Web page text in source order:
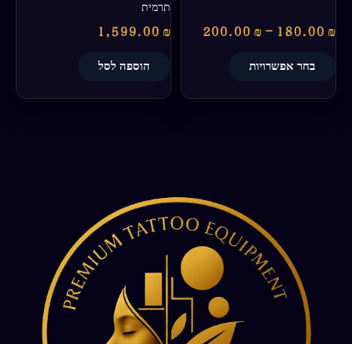
180.00 ₪
–
200.00 ₪
בחר אפשרויות
תרמית
1,599.00 ₪
הוספה לסל